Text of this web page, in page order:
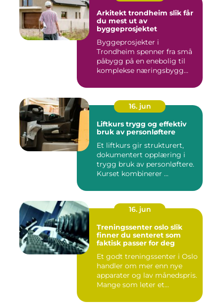
Arkitekt trondheim slik får
du mest ut av
byggeprosjektet
Byggeprosjekter i
Trondheim spenner fra små
påbygg på en enebolig til
komplekse næringsbygg
16. jun
Liftkurs trygg og effektiv
bruk av personløftere
Et liftkurs gir strukturert,
dokumentert opplæring i
trygg bruk av personløftere.
Kurset kombinerer ...
16. jun
Treningssenter oslo slik
finner du senteret som
faktisk passer for deg
Et godt treningssenter i Oslo
handler om mer enn nye
apparater og lav månedspris.
Mange som leter et...